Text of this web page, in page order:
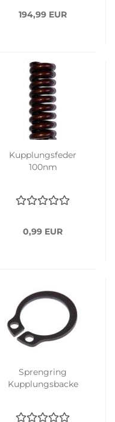
194,99 EUR
Kupplungsfeder
100nm
0,99 EUR
Sprengring
Kupplungsbacke